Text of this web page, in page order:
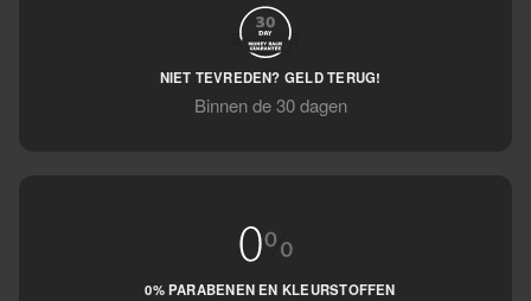
NIET TEVREDEN? GELD TERUG!
Binnen de 30 dagen
0% PARABENEN EN KLEURSTOFFEN